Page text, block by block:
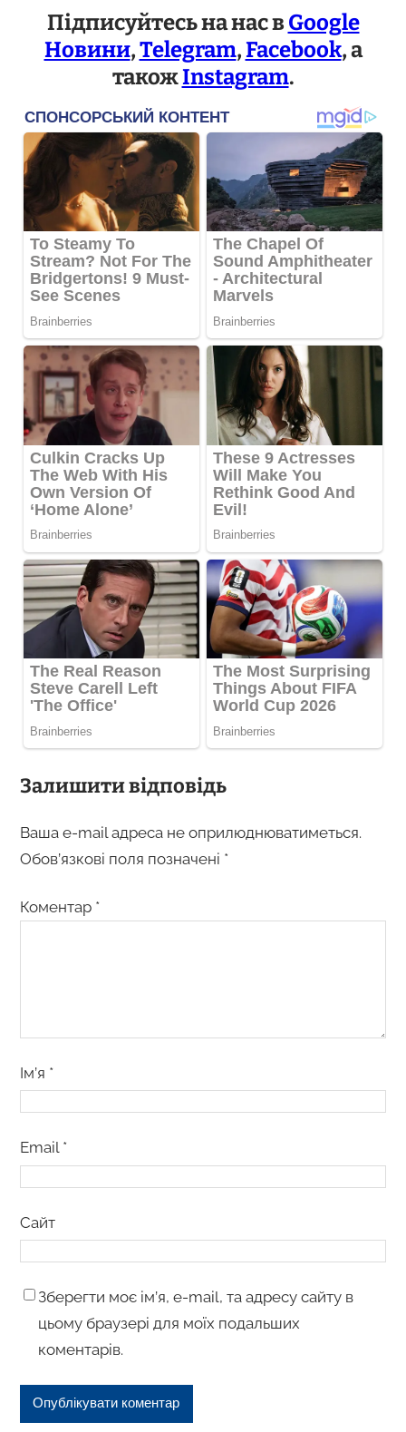
Підписуйтесь на нас вGoogle
Новини,Telegram,Facebook, а
такожInstagram.
Залишити відповідь
Ваша e-mail адреса не оприлюднюватиметься.
Обов’язкові поля позначені *
Коментар *
Ім’я *
Email *
Сайт
Зберегти моє ім’я, e-mail, та адресу сайту в
цьому браузері для моїх подальших
коментарів.